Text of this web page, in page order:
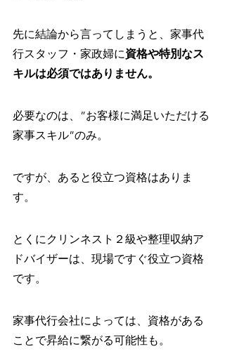
先に結論から言ってしまうと、家事代
行スタッフ・家政婦に資格や特別なス
キルは必須ではありません。
必要なのは、”お客様に満足いただける
家事スキル”のみ。
ですが、あると役立つ資格はありま
す。
とくにクリンネスト２級や整理収納ア
ドバイザーは、現場ですぐ役立つ資格
です。
家事代行会社によっては、資格がある
ことで昇給に繋がる可能性も。